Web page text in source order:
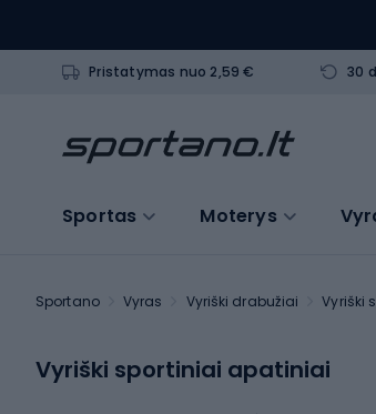
Pristatymas nuo 2,59 € 30
Sportas Moterys
Sportano Vyras Vyriški drabužiai Vyriški
Vyriški sportiniai apatiniai